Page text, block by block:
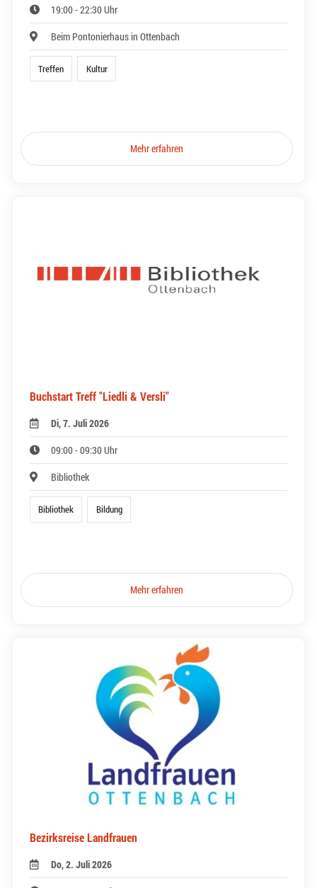
19:00 - 22:30 Uhr
Beim Pontonierhaus in Ottenbach
Treffen Kultur
Mehr erfahren
Buchstart Treff "Liedli & Versli"
Di, 7. Juli 2026
09:00 - 09:30 Uhr
Bibliothek
Bibliothek Bildung
Mehr erfahren
Bezirksreise Landfrauen
Do, 2. Juli 2026